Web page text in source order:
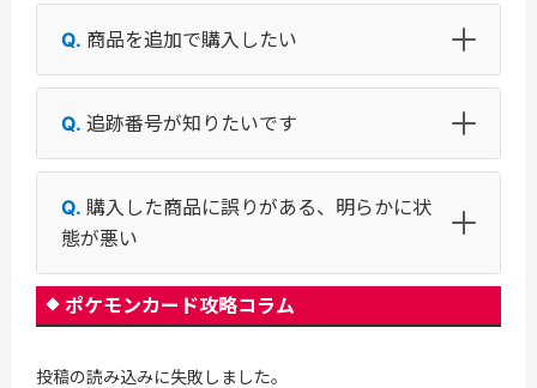
商品を追加で購入したい
追跡番号が知りたいです
購入した商品に誤りがある、明らかに状
態が悪い
ポケモンカード攻略コラム
投稿の読み込みに失敗しました。